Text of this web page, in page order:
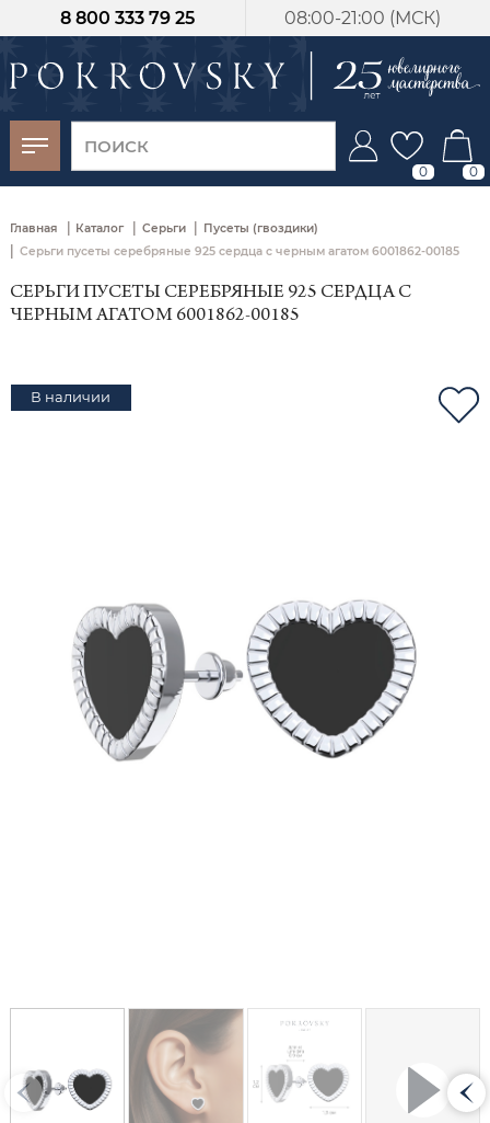
08:00-21:00 (МСК)
8 800 333 79 25
0 0
Главная | Каталог | Серьги | Пусеты (гвоздики)
| Серьги пусеты серебряные 925 сердца с черным агатом 6001862-00185
СЕРЬГИ ПУСЕТЫ СЕРЕБРЯНЫЕ 925 СЕРДЦА С
ЧЕРНЫМ АГАТОМ 6001862-00185
В наличии
-30%
от 15 дней с
момента оплаты